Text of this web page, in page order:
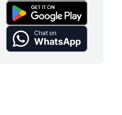
Chat on
WhatsApp